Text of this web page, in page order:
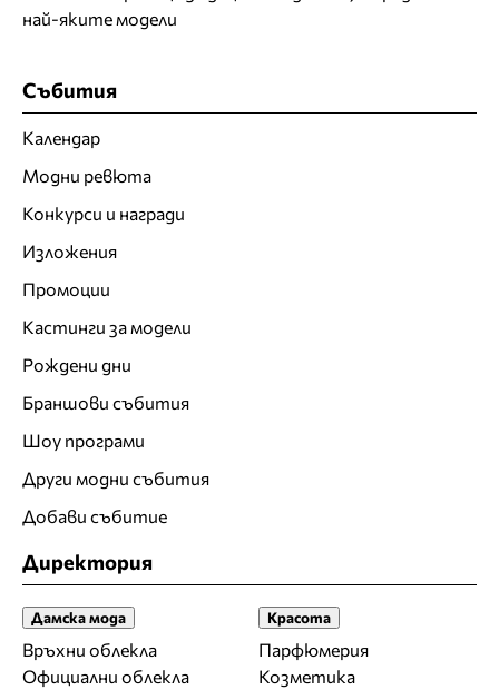
най-яките модели
Събития
Календар
Модни ревюта
Конкурси и награди
Изложения
Промоции
Кастинги за модели
Рождени дни
Браншови събития
Шоу програми
Други модни събития
Добави събитие
Директория
Дамска мода
Връхни облекла
Официални облекла
Красота
Парфюмерия
Козметика